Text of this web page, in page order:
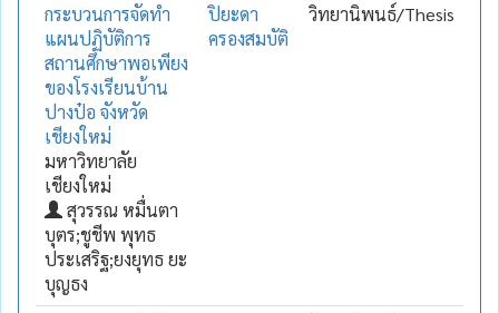
กระบวนการจัดทำ
แผนปฏิบัติการ
สถานศึกษาพอเพียง
ของโรงเรียนบ้าน
ปางป๋อ จังหวัด
เชียงใหม่
มหาวิทยาลัย
เชียงใหม่
สุวรรณ หมื่นตา
บุตร;ชูชีพ พุทธ
ประเสริฐ;ยงยุทธ ยะ
บุญธง
ปิยะดา
ครองสมบัติ
วิทยานิพนธ์/Thesis